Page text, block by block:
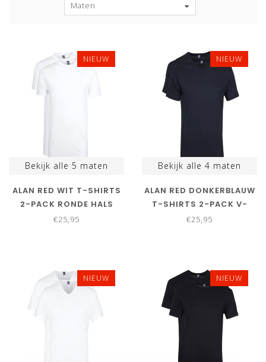
Maten
NIEUW
Bekijk alle 5 maten
ALAN RED WIT T-SHIRTS
2-PACK RONDE HALS
KATOEN BREDE BOORD
€25,95
NIEUW
Bekijk alle 4 maten
ALAN RED DONKERBLAUW
T-SHIRTS 2-PACK V-
HALS
€25,95
NIEUW NIEUW